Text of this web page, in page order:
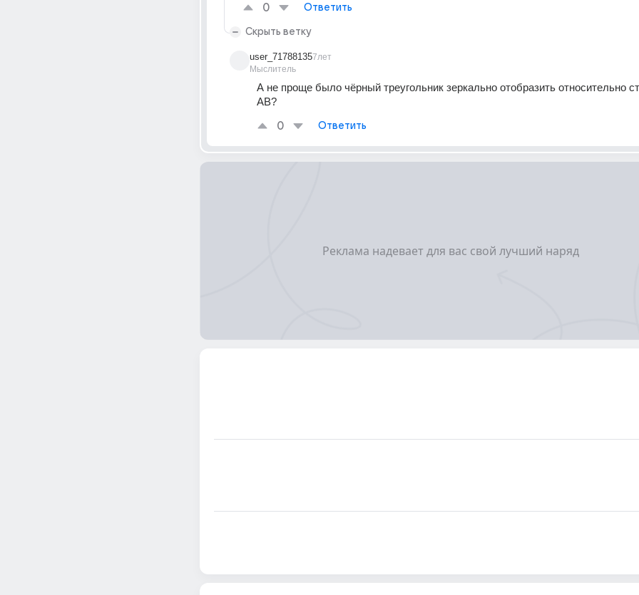
0 Ответить
Скрыть ветку
user_71788135
Мыслитель
7лет
А не проще было чёрный треугольник зеркально отобразить относительно
АВ?
0 Ответить